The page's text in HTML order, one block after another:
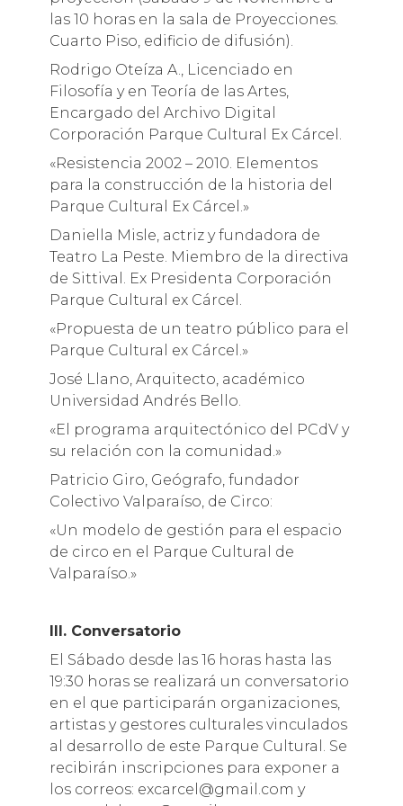
las 10 horas en la sala de Proyecciones.
Cuarto Piso, edificio de difusión).
Rodrigo Oteíza A., Licenciado en
Filosofía y en Teoría de las Artes,
Encargado del Archivo Digital
Corporación Parque Cultural Ex Cárcel.
«Resistencia 2002 – 2010. Elementos
para la construcción de la historia del
Parque Cultural Ex Cárcel.»
Daniella Misle, actriz y fundadora de
Teatro La Peste. Miembro de la directiva
de Sittival. Ex Presidenta Corporación
Parque Cultural ex Cárcel.
«Propuesta de un teatro público para el
Parque Cultural ex Cárcel.»
José Llano, Arquitecto, académico
Universidad Andrés Bello.
«El programa arquitectónico del PCdV y
su relación con la comunidad.»
Patricio Giro, Geógrafo, fundador
Colectivo Valparaíso, de Circo:
«Un modelo de gestión para el espacio
de circo en el Parque Cultural de
Valparaíso.»
III. Conversatorio
El Sábado desde las 16 horas hasta las
19:30 horas se realizará un conversatorio
en el que participarán organizaciones,
artistas y gestores culturales vinculados
al desarrollo de este Parque Cultural. Se
recibirán inscripciones para exponer a
los correos: excarcel@gmail.com y